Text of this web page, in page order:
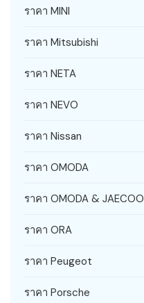
ราคา MINI
ราคา Mitsubishi
ราคา NETA
ราคา NEVO
ราคา Nissan
ราคา OMODA
ราคา OMODA & JAECOO
ราคา ORA
ราคา Peugeot
ราคา Porsche